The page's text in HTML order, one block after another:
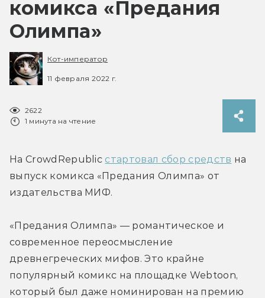
комикса «Предания
Олимпа»
Кот-император
11 февраля 2022 г.
2622
1 минута на чтение
На CrowdRepublic стартовал сбор средств на
выпуск комикса «Предания Олимпа» от
издательства МИФ.
«Предания Олимпа» — романтическое и
современное переосмысление
древнегреческих мифов. Это крайне
популярный комикс на площадке Webtoon,
который был даже номинирован на премию